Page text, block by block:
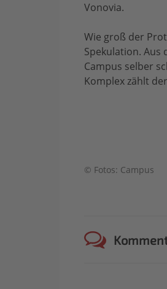
Vonovia.
Wie groß der
Spekulation. Aus
Campus selber
Komplex zählt
© Fotos: Campus